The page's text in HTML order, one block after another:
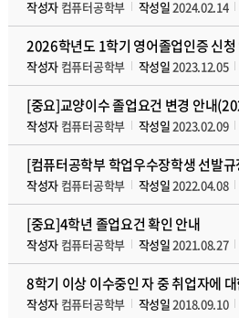
작성자 컴퓨터공학부 작성일2024.02.14
2026학년도 1학기 영어졸업인증 신청
작성자 컴퓨터공학부 작성일2023.12.05
[중요]교양이수 졸업요건 변경 안내
작성자 컴퓨터공학부 작성일2023.02.09
작성자 컴퓨터공학부 작성일2022.04.08
[중요]4학년 졸업요건 확인 안내
작성자 컴퓨터공학부 작성일2021.08.27
작성자 컴퓨터공학부 작성일2018.09.10